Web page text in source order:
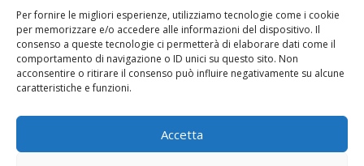
Per fornire le migliori esperienze, utilizziamo tecnologie come i cookie
per memorizzare e/o accedere alle informazioni del dispositivo. Il
consenso a queste tecnologie ci permetterà di elaborare dati come il
comportamento di navigazione o ID unici su questo sito. Non
acconsentire o ritirare il consenso può influire negativamente su alcune
caratteristiche e funzioni.
Accetta
 +39 333 200 8218
 pithosancientart@gmail.com
 Via Roma 2 – Cerveteri RM